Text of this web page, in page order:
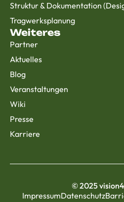
Struktur & Dokumentation
Tragwerksplanung
Weiteres
Partner
Aktuelles
Blog
Veranstaltungen
Wiki
Presse
Karriere
© 2025
ImpressumDatenschutz